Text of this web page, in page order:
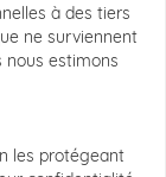
à des tiers
ne surviennent
nous estimons
les protégeant